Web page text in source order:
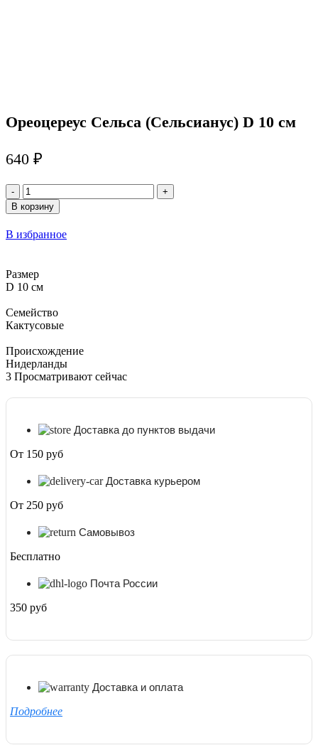
Ореоцереус Сельса (Сельсианус) D 10 см
640 ₽
Количество
товара
Ореоцереус
Сельса
(Сельсианус)
см
В корзину
В избранное
Размер
D 10 см
Семейство
Кактусовые
Происхождение
Нидерланды
3 Просматривают сейчас
Доставка до пунктов выдачи
От 150 руб
Доставка курьером
От 250 руб
Самовывоз
Бесплатно
Почта России
350 руб
Доставка и оплата
Подробнее